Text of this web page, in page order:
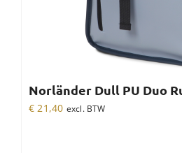
Norländer Dull PU Duo
€ 21,40 excl. BTW